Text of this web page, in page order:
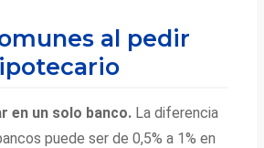
al pedir
en un solo banco. La diferencia
puede ser de 0,5% a 1% en